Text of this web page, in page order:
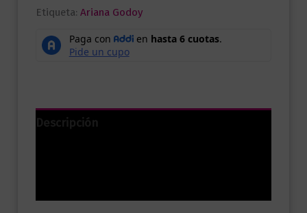
Etiqueta: Ariana Godoy
Descripción